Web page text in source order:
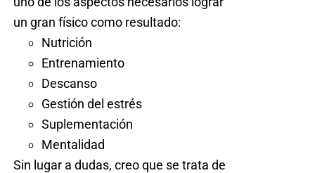
un gran físico como resultado:
Nutrición
Entrenamiento
Descanso
Gestión del estrés
Suplementación
Mentalidad
Sin lugar a dudas, creo que se trata de